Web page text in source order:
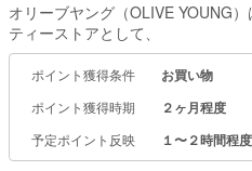
オリーブヤング（OLIVE YOUNG
ティーストアとして、
スキンケア、メイクアップ、ビュ
ど幅広い商品を取り揃えています。
オンラインストアでは、60ドル以
供しており、世界中から話題のK-
きます。
ポイント獲得条件 お買い物
ポイント獲得時期 ２ヶ月程度
予定ポイント反映 １〜２時間程度